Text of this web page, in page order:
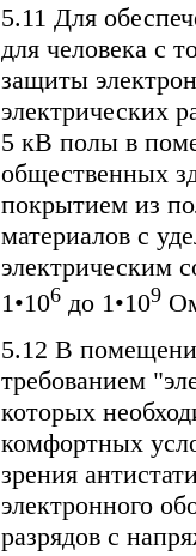
5.11 Для
для человека с
защиты
электрических
5 кВ полы в
общественных
покрытием из
материалов с
электрическим
1•106 до 1•109
5.12 В
требованием
которых
комфортных
зрения
электронного
разрядов с